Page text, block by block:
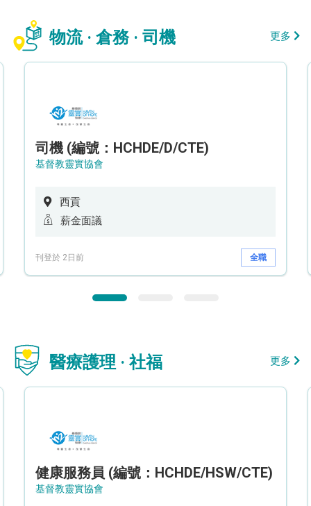
物流 · 倉務 · 司機 更多
司機 (編號：HCHDE/D/CTE)
基督教靈實協會
西貢
薪金面議
刊登於 2日前 全職
醫療護理 · 社福 更多
健康服務員 (編號：HCHDE/HSW/CTE)
基督教靈實協會